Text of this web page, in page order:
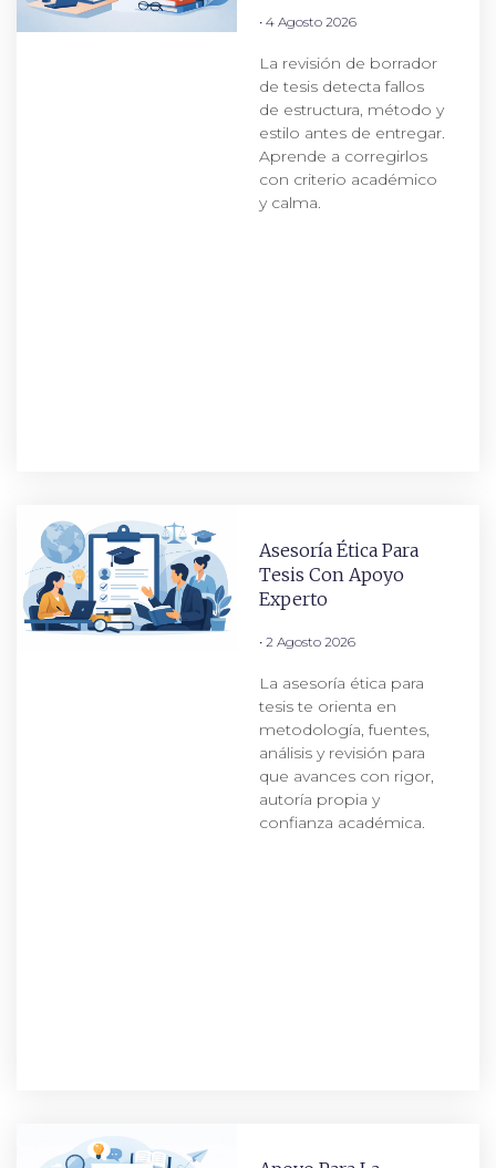
4 Agosto 2026
La revisión de borrador
de tesis detecta fallos
de estructura, método y
estilo antes de entregar.
Aprende a corregirlos
con criterio académico
y calma.
Asesoría Ética Para
Tesis Con Apoyo
Experto
2 Agosto 2026
La asesoría ética para
tesis te orienta en
metodología, fuentes,
análisis y revisión para
que avances con rigor,
autoría propia y
confianza académica.